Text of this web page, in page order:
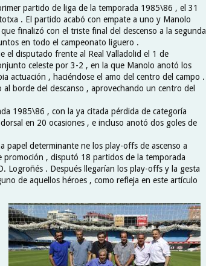
partido de liga de la temporada 1985\86 , el 31
. El partido acabó con empate a uno y Manolo
finalizó con el triste final del descenso a la segunda
en todo el campeonato liguero .
el disputado frente al Real Valladolid el 1 de
celeste por 3-2 , en la que Manolo anotó los
actuación , haciéndose el amo del centro del campo .
borde del descanso , aprovechando un centro del
1985\86 , con la ya citada pérdida de categoría
en 20 ocasiones , e incluso anotó dos goles de
determinante ne los play-offs de ascenso a
, disputó 18 partidos de la temporada
Logroñés . Después llegarían los play-offs y la gesta
de aquellos héroes , como refleja en este artículo